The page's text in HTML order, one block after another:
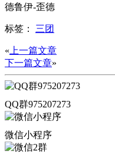
德鲁伊-歪德
标签： 三团
« 上一篇文章
下一篇文章»
QQ群975207273
微信小程序